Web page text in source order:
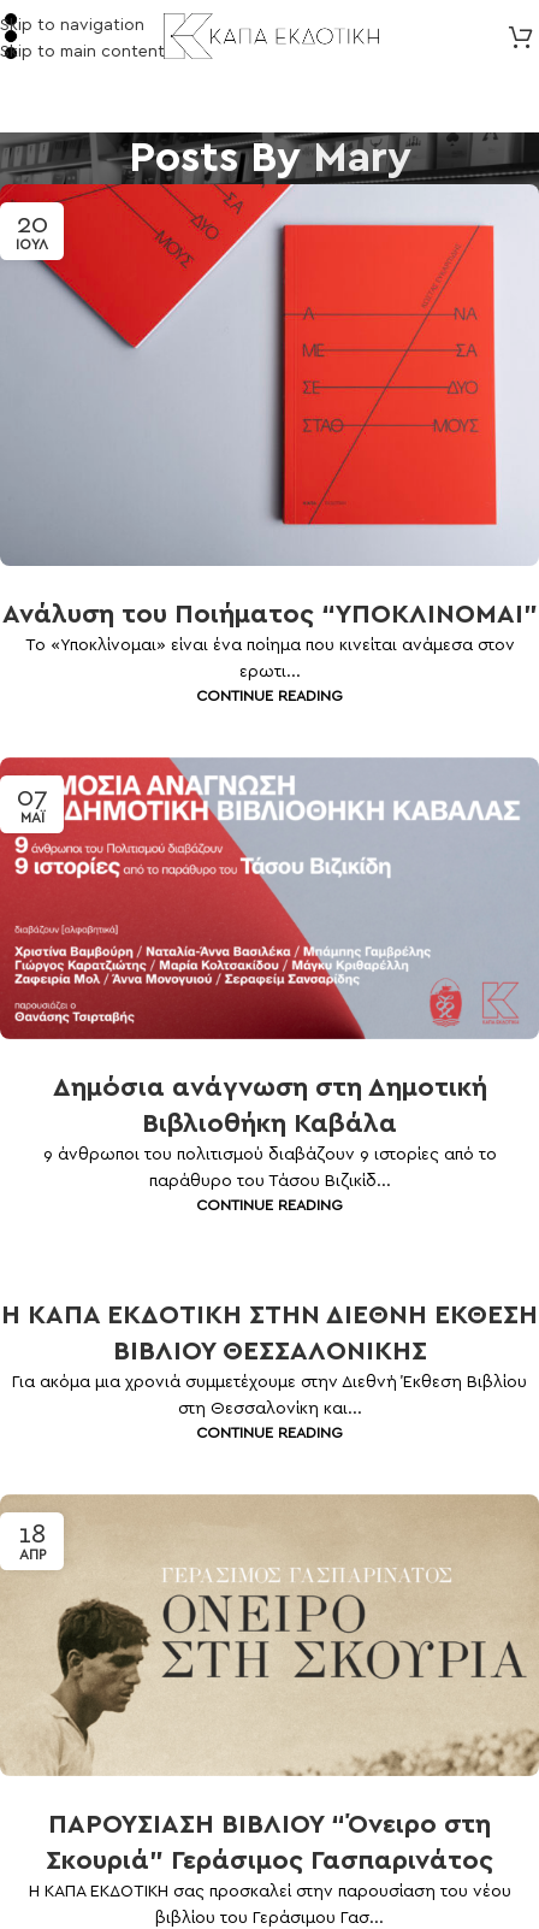
Skip to navigation
Skip to main content
Posts ByMary
20
ΙΟΎΛ
Ανάλυση του Ποιήματος “ΥΠΟΚΛΙΝΟΜΑΙ”
Το «Υποκλίνομαι» είναι ένα ποίημα που κινείται ανάμεσα στον
ερωτι...
CONTINUE READING
07
ΜΆΙ
Δημόσια ανάγνωση στη Δημοτική
Βιβλιοθήκη Καβάλα
9 άνθρωποι του πολιτισμού διαβάζουν 9 ιστορίες από το
παράθυρο του Τάσου Βιζικίδ...
CONTINUE READING
Η ΚΑΠΑ ΕΚΔΟΤΙΚΗ ΣΤΗΝ ΔΙΕΘΝΗ ΕΚΘΕΣΗ
ΒΙΒΛΙΟΥ ΘΕΣΣΑΛΟΝΙΚΗΣ
Για ακόμα μια χρονιά συμμετέχουμε στην Διεθνή Έκθεση Βιβλίου
στη Θεσσαλονίκη και...
CONTINUE READING
18
ΑΠΡ
ΠΑΡΟΥΣΙΑΣΗ ΒΙΒΛΙΟΥ “Όνειρο στη
Σκουριά” Γεράσιμος Γασπαρινάτος
Η ΚΑΠΑ ΕΚΔΟΤΙΚΗ σας προσκαλεί στην παρουσίαση του νέου
βιβλίου του Γεράσιμου Γασ...